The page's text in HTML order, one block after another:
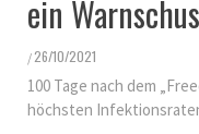
ein
/ 26/10/2021
100 Tage nach dem
höchsten